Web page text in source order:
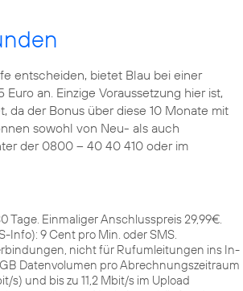
entscheiden, bietet Blau bei einer
Euro an. Einzige Voraussetzung hier ist,
da der Bonus über diese 10 Monate mit
sowohl von Neu- als auch
der 0800 – 40 40 410 oder im
Tage. Einmaliger Anschlusspreis 29,99€.
9 Cent pro Min. oder SMS.
nicht für Rufumleitungen ins In-
Datenvolumen pro Abrechnungszeitraum
s) und bis zu 11,2 Mbit/s im Upload